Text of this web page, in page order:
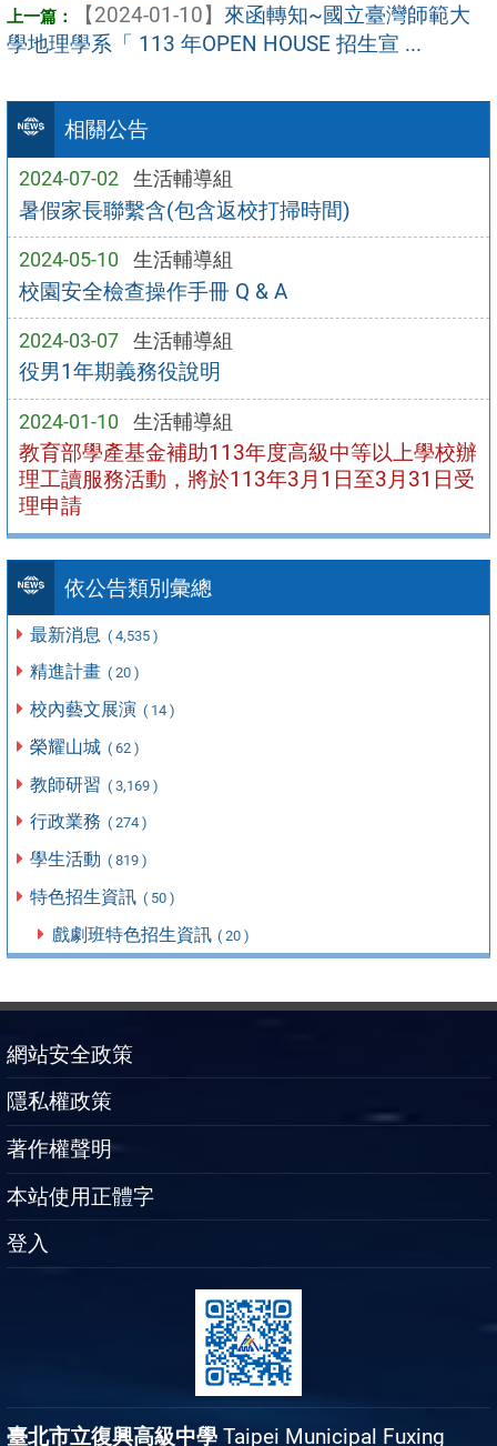
相關公告
2024-07-02 生活輔導組
暑假家長聯繫含(包含返校打掃時間)
2024-05-10 生活輔導組
校園安全檢查操作手冊 Q & A
2024-03-07 生活輔導組
役男1年期義務役說明
2024-01-10 生活輔導組
教育部學產基金補助113年度高級中等以上學校辦
理工讀服務活動，將於113年3月1日至3月31日受
理申請
依公告類別彙總
最新消息 ( 4,535 )
精進計畫 ( 20 )
校內藝文展演 ( 14 )
榮耀山城 ( 62 )
教師研習 ( 3,169 )
行政業務 ( 274 )
學生活動 ( 819 )
特色招生資訊 ( 50 )
戲劇班特色招生資訊 ( 20 )
【2024-01-10】 來函轉知~國立臺灣師範大
學地理學系「 113 年OPEN HOUSE 招生宣 ...
網站安全政策
隱私權政策
著作權聲明
本站使用正體字
登入
臺北市立復興高級中學 Taipei Municipal Fuxing